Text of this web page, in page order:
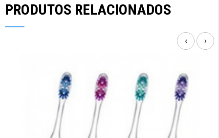
PRODUTOS RELACIONADOS
‹ ›